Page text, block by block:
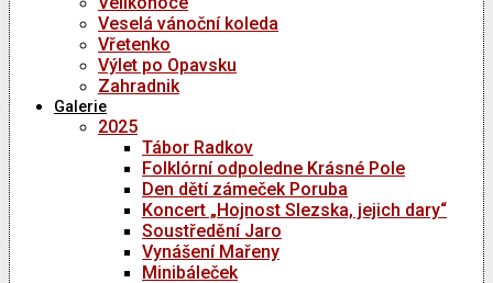
Veselá vánoční koleda
Vřetenko
Výlet po Opavsku
Zahradnik
Galerie
2025
Tábor Radkov
Folklórní odpoledne Krásné Pole
Den dětí zámeček Poruba
Koncert „Hojnost Slezska, jejich dary“
Soustředění Jaro
Vynášení Mařeny
Minibáleček